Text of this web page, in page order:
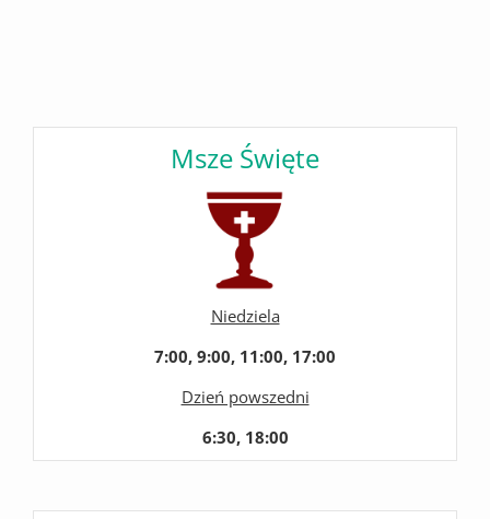
Msze Święte
Niedziela
7:00, 9:00, 11:00, 17:00
Dzień powszedni
6:30, 18:00